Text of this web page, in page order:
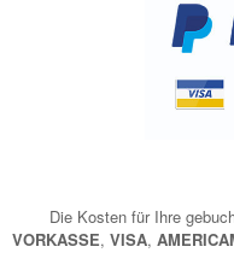
Die Kosten für Ihre
VORKASSE, VISA,